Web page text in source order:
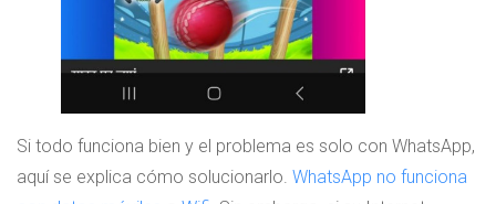
Si todo funciona bien y el problema es solo con WhatsApp,
aquí se explica cómo solucionarlo. WhatsApp no ​​funciona